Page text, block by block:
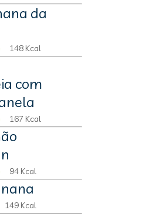
da
148 Kcal
com
167 Kcal
94 Kcal
149 Kcal